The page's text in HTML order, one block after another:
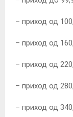
– приход од
– приход од
– приход од
– приход од
– приход од